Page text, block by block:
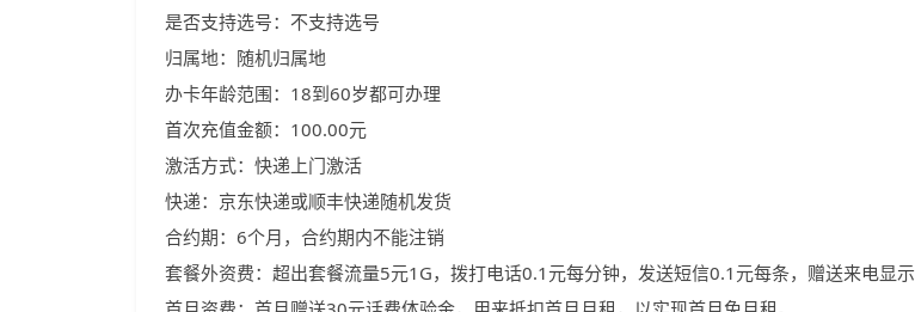
是否支持选号：不支持选号
归属地：随机归属地
办卡年龄范围：18到60岁都可办理
首次充值金额：100.00元
激活方式：快递上门激活
快递：京东快递或顺丰快递随机发货
合约期：6个月，合约期内不能注销
套餐外资费：超出套餐流量5元1G，拨打电话0.1元每分钟，发送短信0.1元每条，赠送来电显示